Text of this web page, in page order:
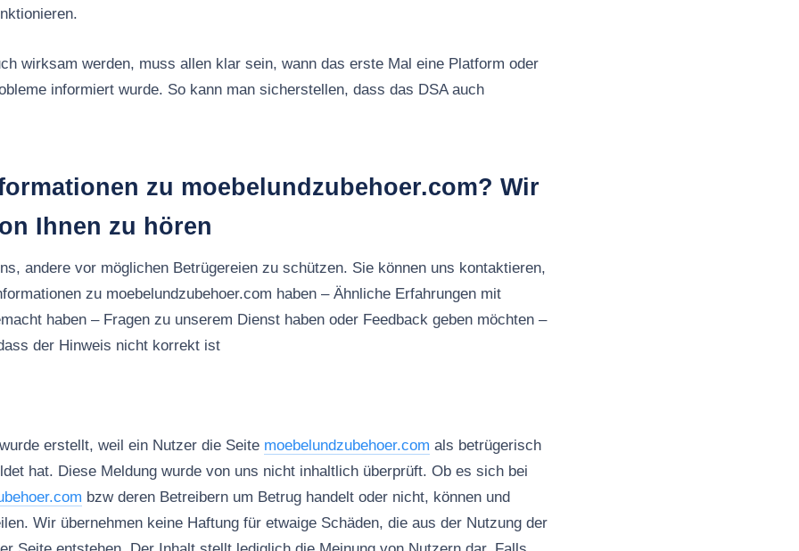
wirksam werden, muss allen klar sein, wann das erste Mal eine Platform oder
informiert wurde. So kann man sicherstellen, dass das DSA auch
zu moebelundzubehoer.com? Wir
Ihnen zu hören
andere vor möglichen Betrügereien zu schützen. Sie können uns kontaktieren,
zu moebelundzubehoer.com haben – Ähnliche Erfahrungen mit
haben – Fragen zu unserem Dienst haben oder Feedback geben möchten –
der Hinweis nicht korrekt ist
erstellt, weil ein Nutzer die Seite moebelundzubehoer.com als betrügerisch
hat. Diese Meldung wurde von uns nicht inhaltlich überprüft. Ob es sich bei
bzw deren Betreibern um Betrug handelt oder nicht, können und
Wir übernehmen keine Haftung für etwaige Schäden, die aus der Nutzung der